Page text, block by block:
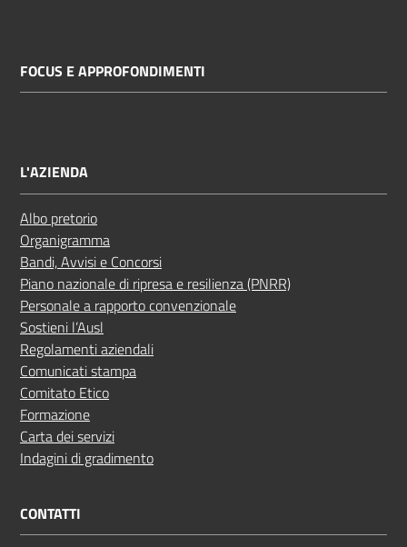
FOCUS E APPROFONDIMENTI
L'AZIENDA
Albo pretorio
Organigramma
Bandi, Avvisi e Concorsi
Piano nazionale di ripresa e resilienza (PNRR)
Personale a rapporto convenzionale
Sostieni l’Ausl
Regolamenti aziendali
Comunicati stampa
Comitato Etico
Formazione
Carta dei servizi
Indagini di gradimento
CONTATTI